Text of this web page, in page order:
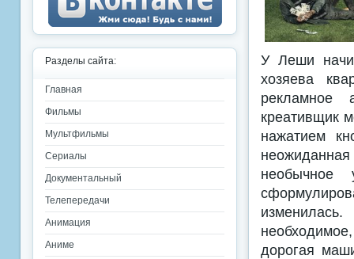
У Леши
хозяева
рекламное
креативщик
нажатием
необычное
дорогая
Разделы сайта:
Главная
Фильмы
Мультфильмы
Сериалы
Документальный
Телепередачи
Анимация
Аниме